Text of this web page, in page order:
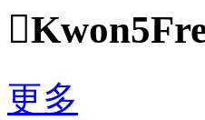

更多